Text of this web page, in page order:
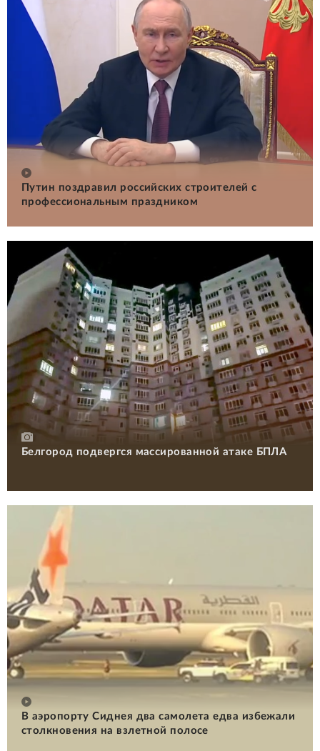
Путин поздравил российских строителей с
профессиональным праздником
Белгород подвергся массированной атаке БПЛА
В аэропорту Сиднея два самолета едва избежали
столкновения на взлетной полосе